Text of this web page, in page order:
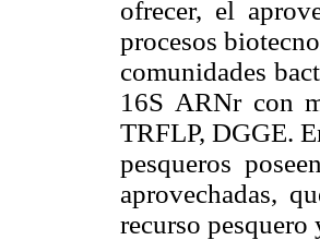
ofrecer, el
procesos
comunidades
16S ARNr con
TRFLP, DGGE.
pesqueros
aprovechadas,
recurso pesquero